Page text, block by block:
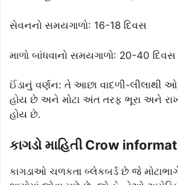
સેવનનો સમયગાળો: 16-18 દિવસ
માળો બાંધવાનો સમયગાળો: 20-40 દિવસ
ઈંડાનું વર્ણન: તે આછા વાદળી-લીલાથી
હોય છે અને મોટા અંત તરફ ભૂરા અને
હોય છે.
કાગડો માહિતી Crow
કાગડાઓ ચળકતા બ્લેકબર્ડ છે જે મોટાભાગે